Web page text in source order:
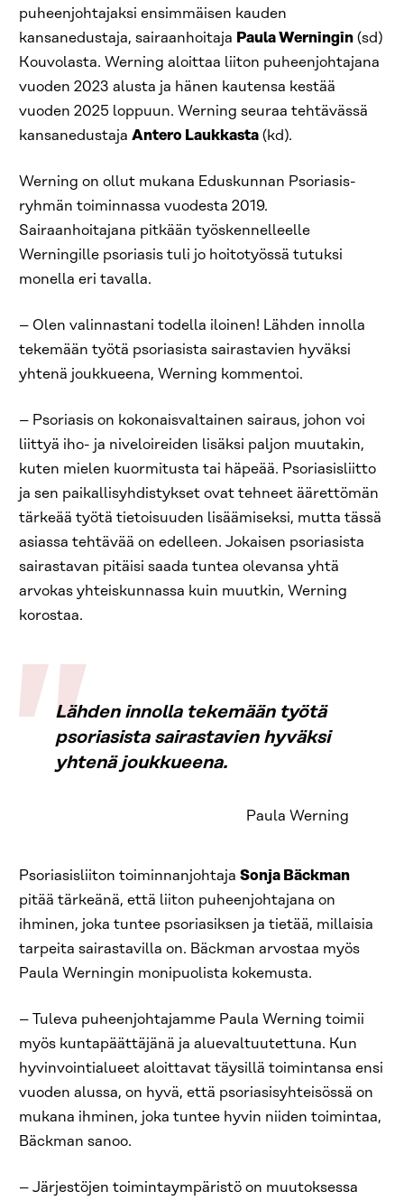
puheenjohtajaksi ensimmäisen kauden
kansanedustaja, sairaanhoitaja Paula Werningin (sd)
Kouvolasta. Werning aloittaa liiton puheenjohtajana
vuoden 2023 alusta ja hänen kautensa kestää
vuoden 2025 loppuun. Werning seuraa tehtävässä
kansanedustaja Antero Laukkasta (kd).
Werning on ollut mukana Eduskunnan Psoriasis-
ryhmän toiminnassa vuodesta 2019.
Sairaanhoitajana pitkään työskennelleelle
Werningille psoriasis tuli jo hoitotyössä tutuksi
monella eri tavalla.
– Olen valinnastani todella iloinen! Lähden innolla
tekemään työtä psoriasista sairastavien hyväksi
yhtenä joukkueena, Werning kommentoi.
– Psoriasis on kokonaisvaltainen sairaus, johon voi
liittyä iho- ja niveloireiden lisäksi paljon muutakin,
kuten mielen kuormitusta tai häpeää. Psoriasisliitto
ja sen paikallisyhdistykset ovat tehneet äärettömän
tärkeää työtä tietoisuuden lisäämiseksi, mutta tässä
asiassa tehtävää on edelleen. Jokaisen psoriasista
sairastavan pitäisi saada tuntea olevansa yhtä
arvokas yhteiskunnassa kuin muutkin, Werning
korostaa.
Lähden innolla tekemään työtä
psoriasista sairastavien hyväksi
yhtenä joukkueena.
Paula Werning
Psoriasisliiton toiminnanjohtaja Sonja Bäckman
pitää tärkeänä, että liiton puheenjohtajana on
ihminen, joka tuntee psoriasiksen ja tietää, millaisia
tarpeita sairastavilla on. Bäckman arvostaa myös
Paula Werningin monipuolista kokemusta.
– Tuleva puheenjohtajamme Paula Werning toimii
myös kuntapäättäjänä ja aluevaltuutettuna. Kun
hyvinvointialueet aloittavat täysillä toimintansa ensi
vuoden alussa, on hyvä, että psoriasisyhteisössä on
mukana ihminen, joka tuntee hyvin niiden toimintaa,
Bäckman sanoo.
– Järjestöjen toimintaympäristö on muutoksessa